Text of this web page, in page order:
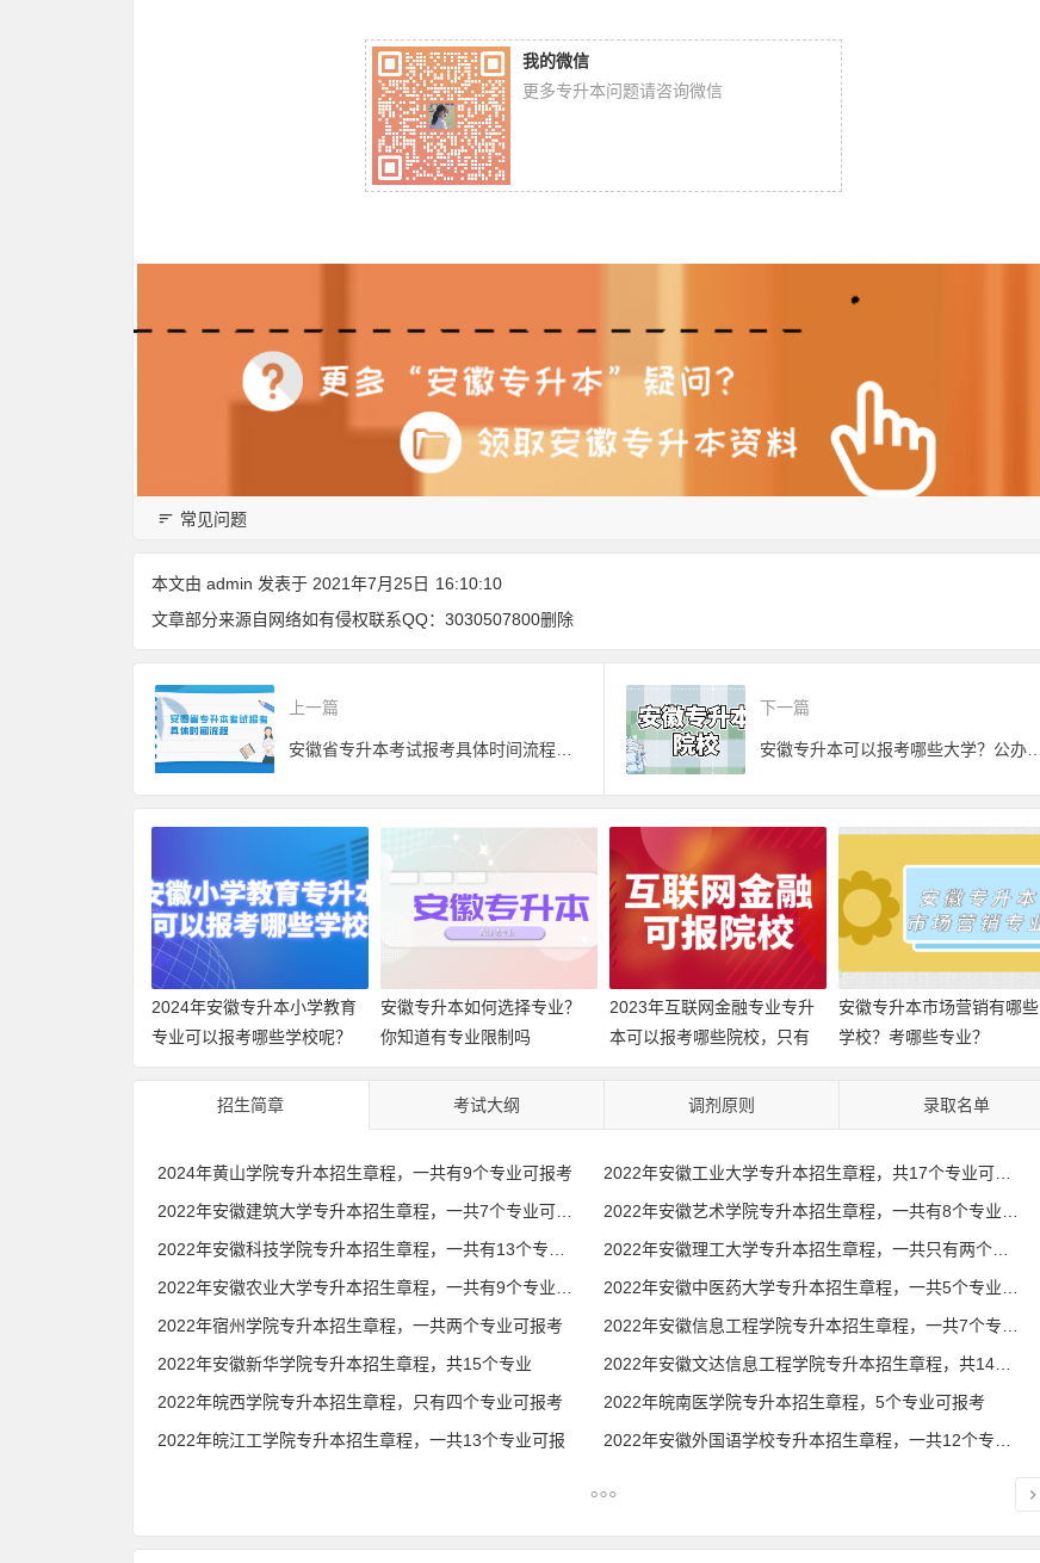
我的微信
更多专升本问题请咨询微信
常见问题
本文由 admin 发表于 2021年7月25日 16:10:10
文章部分来源自网络如有侵权联系QQ：3030507800删除
上一篇 下一篇
安徽专升本可以报考哪些大学？公办和民办都有
2024年安徽专升本小学教育
专业可以报考哪些学校呢？
安徽专升本如何选择专业？
你知道有专业限制吗
2023年互联网金融专业专升
本可以报考哪些院校，只有
一所
安徽专升本市场营销有哪些
学校？考哪些专业？
招生简章 考试大纲 调剂原则 录取名单
2024年黄山学院专升本招生章程，一共有9个专业可报考
2022年安徽工业大学专升本招生章程，共17个专业可报考
2022年安徽建筑大学专升本招生章程，一共7个专业可报考
2022年安徽艺术学院专升本招生章程，一共有8个专业可报
2022年安徽科技学院专升本招生章程，一共有13个专业可报考
2022年安徽理工大学专升本招生章程，一共只有两个专业可报
2022年安徽农业大学专升本招生章程，一共有9个专业可报
2022年安徽中医药大学专升本招生章程，一共5个专业可报考
2022年宿州学院专升本招生章程，一共两个专业可报考
2022年安徽信息工程学院专升本招生章程，一共7个专业可报
2022年安徽新华学院专升本招生章程，共15个专业
2022年安徽文达信息工程学院专升本招生章程，共14个专业
2022年皖西学院专升本招生章程，只有四个专业可报考
2022年皖南医学院专升本招生章程，5个专业可报考
2022年皖江工学院专升本招生章程，一共13个专业可报
2022年安徽外国语学校专升本招生章程，一共12个专业可报考